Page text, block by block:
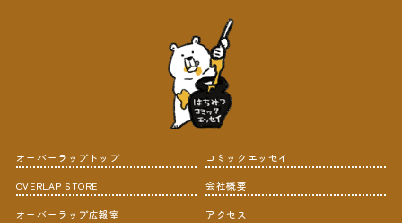
オーバーラップトップ
OVERLAP STORE
オーバーラップ広報室
コミックエッセイ
会社概要
アクセス